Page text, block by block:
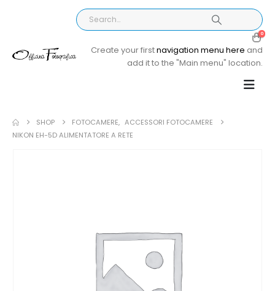
0
Create your firstnavigation menu here and
add it to the "Main menu" location.
SHOP FOTOCAMERE, ACCESSORI FOTOCAMERE
NIKON EH-5D ALIMENTATORE A RETE